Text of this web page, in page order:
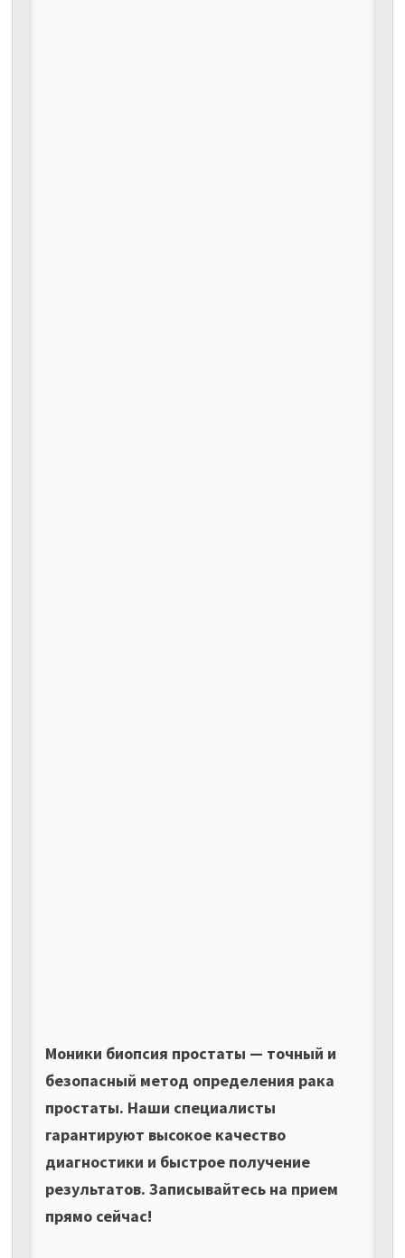
Моники биопсия простаты — точный и
безопасный метод определения рака
простаты. Наши специалисты
гарантируют высокое качество
диагностики и быстрое получение
результатов. Записывайтесь на прием
прямо сейчас!